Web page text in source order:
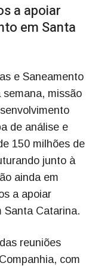
a apoiar
em Santa
e Saneamento
missão
de análise e
150 milhões de
junto à
ainda em
a apoiar
Santa Catarina.
reuniões
com